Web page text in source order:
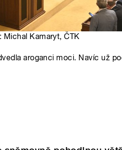
Michal Kamaryt, ČTK
aroganci moci. Navíc už